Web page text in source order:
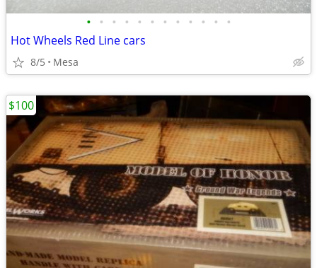
• • • • • • • • • • • •
Hot Wheels Red Line cars
8/5 Mesa
$100